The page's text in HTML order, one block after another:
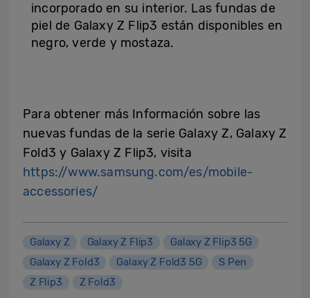
incorporado en su interior. Las fundas de
piel de Galaxy Z Flip3 están disponibles en
negro, verde y mostaza.
Para obtener más Información sobre las
nuevas fundas de la serie Galaxy Z, Galaxy Z
Fold3 y Galaxy Z Flip3, visita
https://www.samsung.com/es/mobile-
accessories/
Galaxy Z Galaxy Z Flip3
Galaxy Z Flip3 5G
Galaxy Z Fold3
Galaxy Z Fold3 5G
S Pen
Z Flip3
Z Fold3